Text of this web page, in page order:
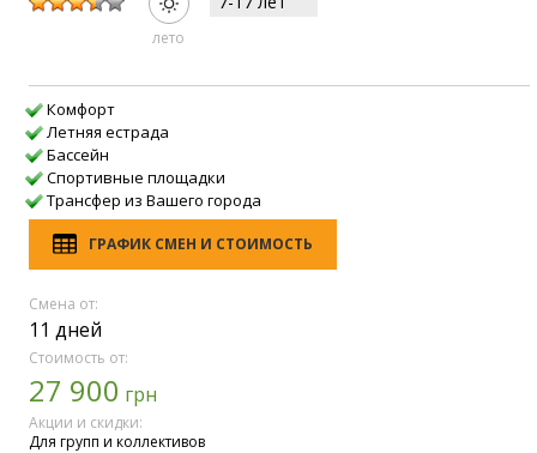
лето
Комфорт
Летняя естрада
Бассейн
Спортивные площадки
Трансфер из Вашего города
ГРАФИК СМЕН И СТОИМОСТЬ
Смена от:
11 дней
Стоимость от:
27 900 грн
Акции и скидки:
Для групп и коллективов